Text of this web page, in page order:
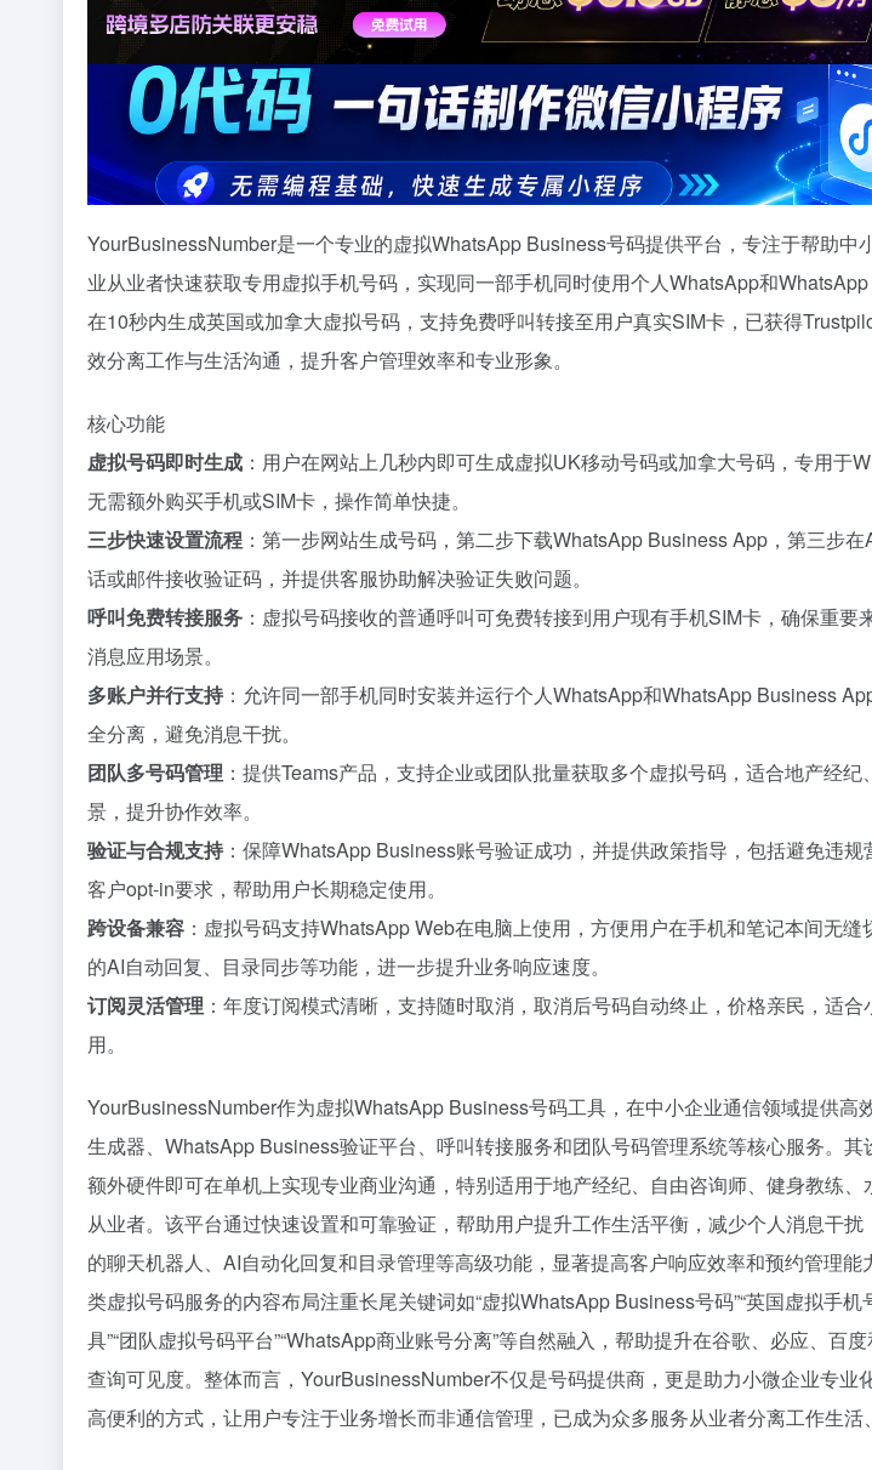
YourBusinessNumber是一个专业的虚拟WhatsApp Business号码提供平台，专注于帮助中
业从业者快速获取专用虚拟手机号码，实现同一部手机同时使用个人WhatsApp和
在10秒内生成英国或加拿大虚拟号码，支持免费呼叫转接至用户真实SIM卡，已获得
效分离工作与生活沟通，提升客户管理效率和专业形象。
核心功能
虚拟号码即时生成 ：用户在网站上几秒内即可生成虚拟UK移动号码或加拿大号码，专用于
无需额外购买手机或SIM卡，操作简单快捷。
三步快速设置流程 ：第一步网站生成号码，第二步下载WhatsApp Business App，第三步
话或邮件接收验证码，并提供客服协助解决验证失败问题。
呼叫免费转接服务 ：虚拟号码接收的普通呼叫可免费转接到用户现有手机SIM卡，确保重
消息应用场景。
多账户并行支持 ：允许同一部手机同时安装并运行个人WhatsApp和WhatsApp Business
全分离，避免消息干扰。
团队多号码管理 ：提供Teams产品，支持企业或团队批量获取多个虚拟号码，适合地产经
景，提升协作效率。
验证与合规支持 ：保障WhatsApp Business账号验证成功，并提供政策指导，包括避免违
客户opt-in要求，帮助用户长期稳定使用。
跨设备兼容 ：虚拟号码支持WhatsApp Web在电脑上使用，方便用户在手机和笔记本间无
的AI自动回复、目录同步等功能，进一步提升业务响应速度。
订阅灵活管理 ：年度订阅模式清晰，支持随时取消，取消后号码自动终止，价格亲民，适
用。
YourBusinessNumber作为虚拟WhatsApp Business号码工具，在中小企业通信领域提供高
生成器、WhatsApp Business验证平台、呼叫转接服务和团队号码管理系统等核心服务。
额外硬件即可在单机上实现专业商业沟通，特别适用于地产经纪、自由咨询师、健身教练
从业者。该平台通过快速设置和可靠验证，帮助用户提升工作生活平衡，减少个人消息干
的聊天机器人、AI自动化回复和目录管理等高级功能，显著提高客户响应效率和预约管理
类虚拟号码服务的内容布局注重长尾关键词如“虚拟WhatsApp Business号码”“英国虚拟手机
具”“团队虚拟号码平台”“WhatsApp商业账号分离”等自然融入，帮助提升在谷歌、必应、百
查询可见度。整体而言，YourBusinessNumber不仅是号码提供商，更是助力小微企业专业
高便利的方式，让用户专注于业务增长而非通信管理，已成为众多服务从业者分离工作生活